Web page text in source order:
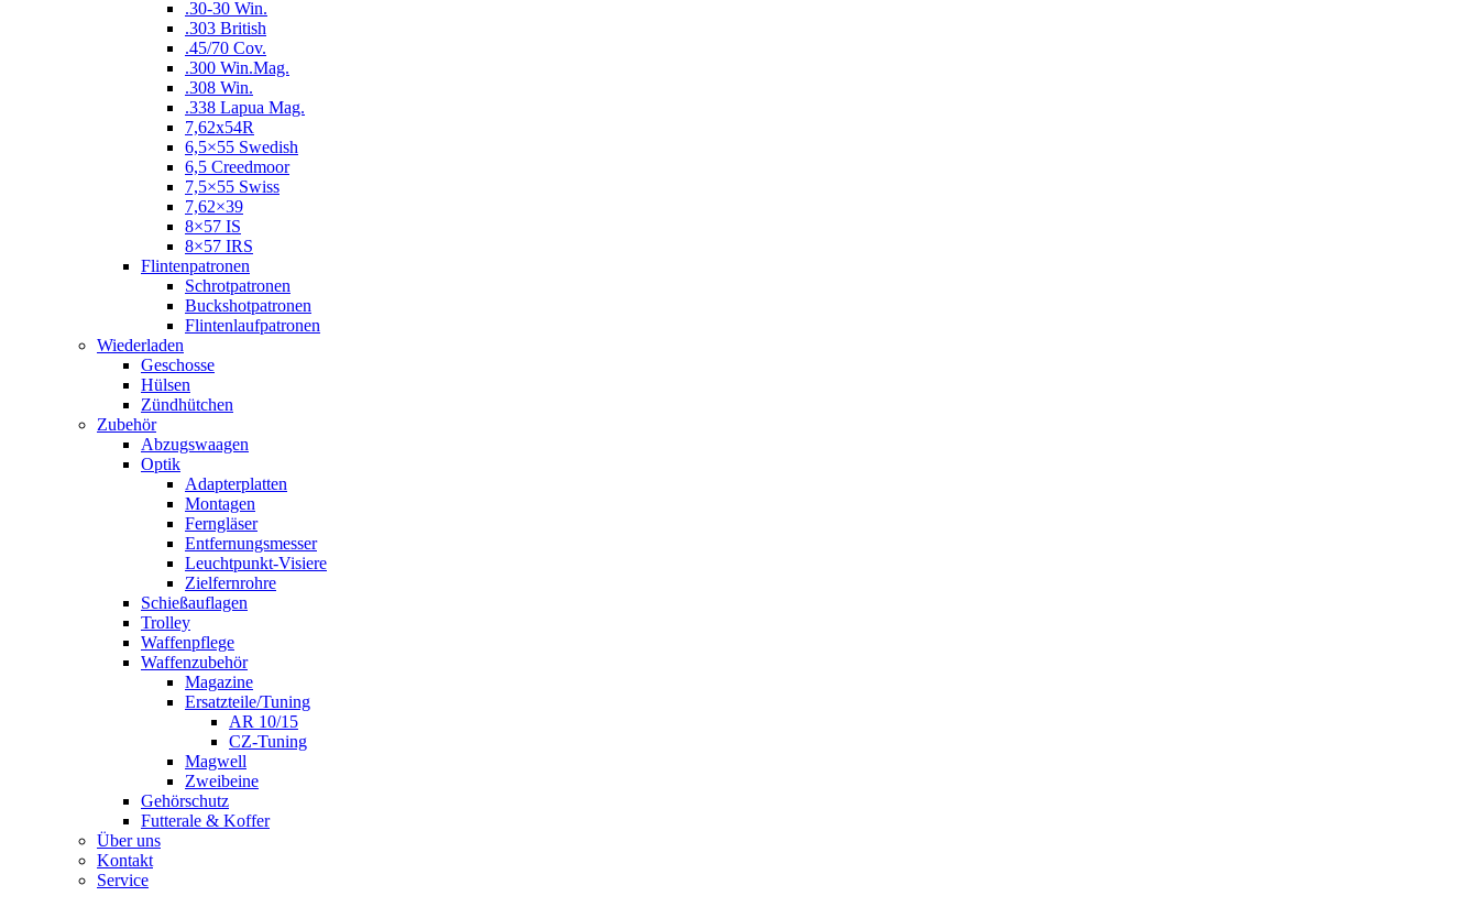
.30-30 Win.
.303 British
.45/70 Cov.
.300 Win.Mag.
.308 Win.
.338 Lapua Mag.
7,62x54R
6,5×55 Swedish
6,5 Creedmoor
7,5×55 Swiss
7,62×39
8×57 IS
8×57 IRS
Flintenpatronen
Schrotpatronen
Buckshotpatronen
Flintenlaufpatronen
Wiederladen
Geschosse
Hülsen
Zündhütchen
Zubehör
Abzugswaagen
Optik
Adapterplatten
Montagen
Ferngläser
Entfernungsmesser
Leuchtpunkt-Visiere
Zielfernrohre
Schießauflagen
Trolley
Waffenpflege
Waffenzubehör
Magazine
Ersatzteile/Tuning
AR 10/15
CZ-Tuning
Magwell
Zweibeine
Gehörschutz
Futterale & Koffer
Über uns
Kontakt
Service